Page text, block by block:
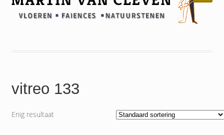
vitreo 133
Enig resultaat